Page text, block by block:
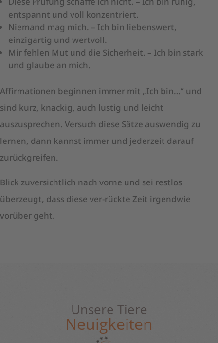
entspannt und voll konzentriert.
Niemand mag mich. – Ich bin liebenswert,
einzigartig und wertvoll.
Mir fehlen Mut und die Sicherheit. – Ich bin stark
und glaube an mich.
Affirmationen beginnen immer mit „Ich bin…“ und
sind kurz, knackig, auch lustig und leicht
auszusprechen. Versuch diese Sätze auswendig zu
lernen, dann kannst immer und jederzeit darauf
zurückgreifen.
Blick zuversichtlich nach vorne und sei restlos
überzeugt, dass diese ver-rückte Zeit irgendwie
vorüber geht.
Unsere Tiere
Neuigkeiten